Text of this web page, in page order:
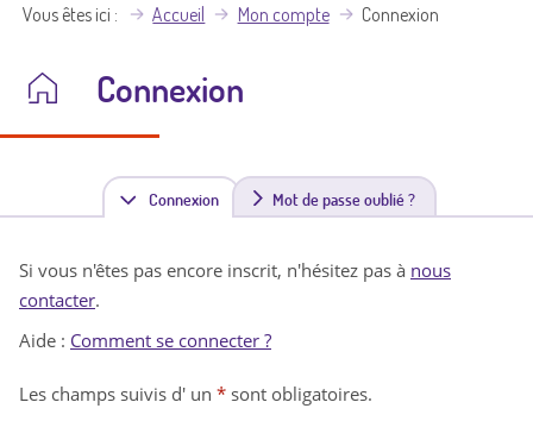
Vous êtes ici Accueil Mon compte Connexion
Connexion
Connexion(
n
Mot de passe oublié ?
Si vous n'êtes pas encore inscrit, n'hésitez pas à nous
contacter.
Aide : Comment se connecter ?
Les champs suivis d' un * sont obligatoires.